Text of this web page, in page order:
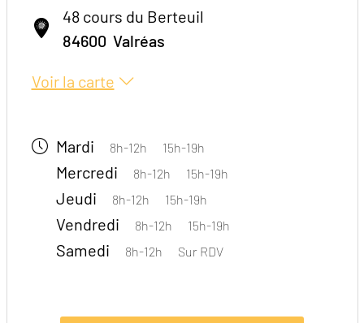
48 cours du Berteuil
84600 Valréas
Voir la carte
Mardi 8h-12h 15h-19h
Mercredi 8h-12h 15h-19h
Jeudi 8h-12h 15h-19h
Vendredi 8h-12h 15h-19h
Samedi 8h-12h Sur RDV